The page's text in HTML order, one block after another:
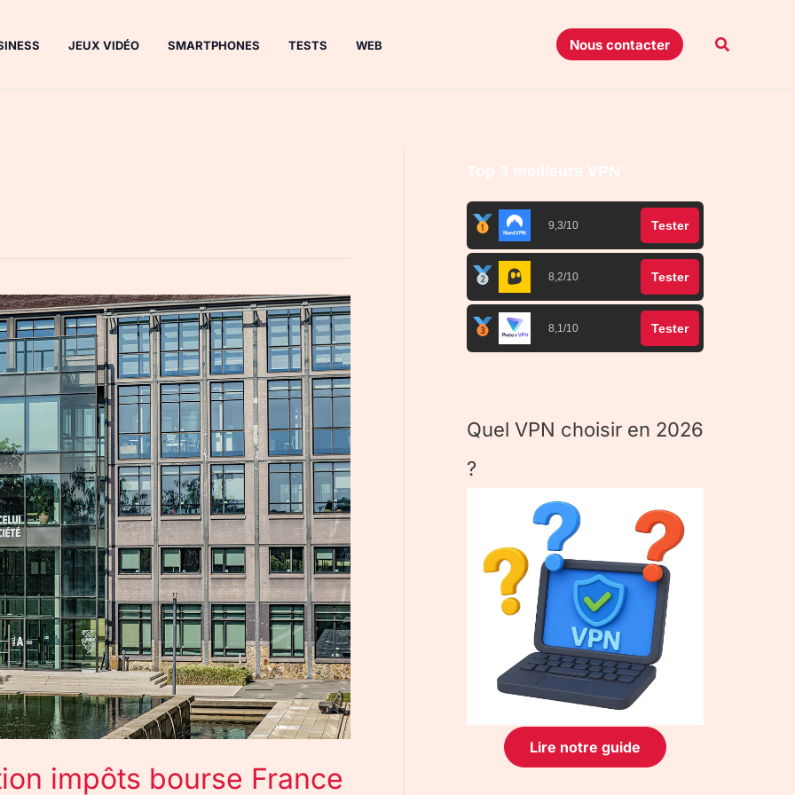
JEUX VIDÉO SMARTPHONES TESTS WEB Nous contacter
impôts bourse France
Top 3 meilleurs VPN
9,3/10 Tester
8,2/10 Tester
8,1/10 Tester
Quel VPN choisir en 2026
?
Lire notre guide